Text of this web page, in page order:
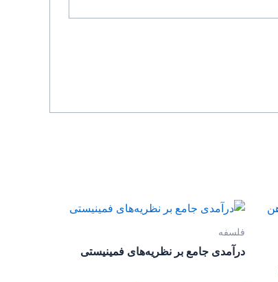
فلسفه
درآمدی جامع بر نظریه‌های فمینیستی